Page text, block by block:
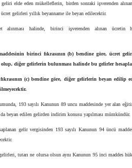
elde eden mükelleflerin, birden sonraki işverenden
ücret gelirleri yıllık beyanname ile beyan edilecektir.
alınması halinde, birinci işverenden alınan ücretin
birinci fıkrasının (b) bendine göre, ücret
diğer gelirlerin bulunması halinde bu gelirler
(c) bendine göre, diğer gelirlerin beyan edilip
193 sayılı Kanunun 89 uncu maddesinde yer alan
da beyan edilen gelirden indirim konusu yapılması mümkündür.
gelir vergisinden 193 sayılı Kanunun 94 üncü
tutarı ne olursa olsun aynı Kanunun 95 inci maddes